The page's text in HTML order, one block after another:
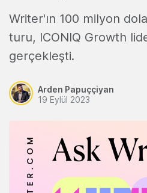
Writer'ın 100 milyon
turu, ICONIQ Growth
gerçekleşti.
Arden Papuççiyan
19 Eylül 2023